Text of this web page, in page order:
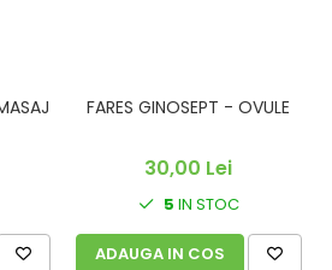
FARES GINOSEPT - OVULE
30,00 Lei
5 IN STOC
ADAUGA IN COS